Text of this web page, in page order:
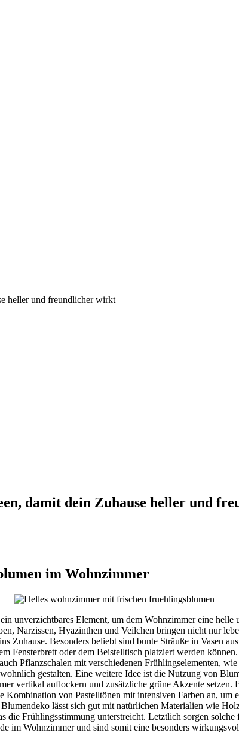
heller und freundlicher wirkt
damit dein Zuhause heller und
im Wohnzimmer
unverzichtbares Element, um dem Wohnzimmer eine helle
Narzissen, Hyazinthen und Veilchen bringen nicht nur
Zuhause. Besonders beliebt sind bunte Sträuße in Vasen
Fensterbrett oder dem Beistelltisch platziert werden
Pflanzschalen mit verschiedenen Frühlingselementen,
gestalten. Eine weitere Idee ist die Nutzung von
vertikal auflockern und zusätzliche grüne Akzente setzen.
Kombination von Pastelltönen mit intensiven Farben an, um
lässt sich gut mit natürlichen Materialien wie
die Frühlingsstimmung unterstreicht. Letztlich sorgen
im Wohnzimmer und sind somit eine besonders